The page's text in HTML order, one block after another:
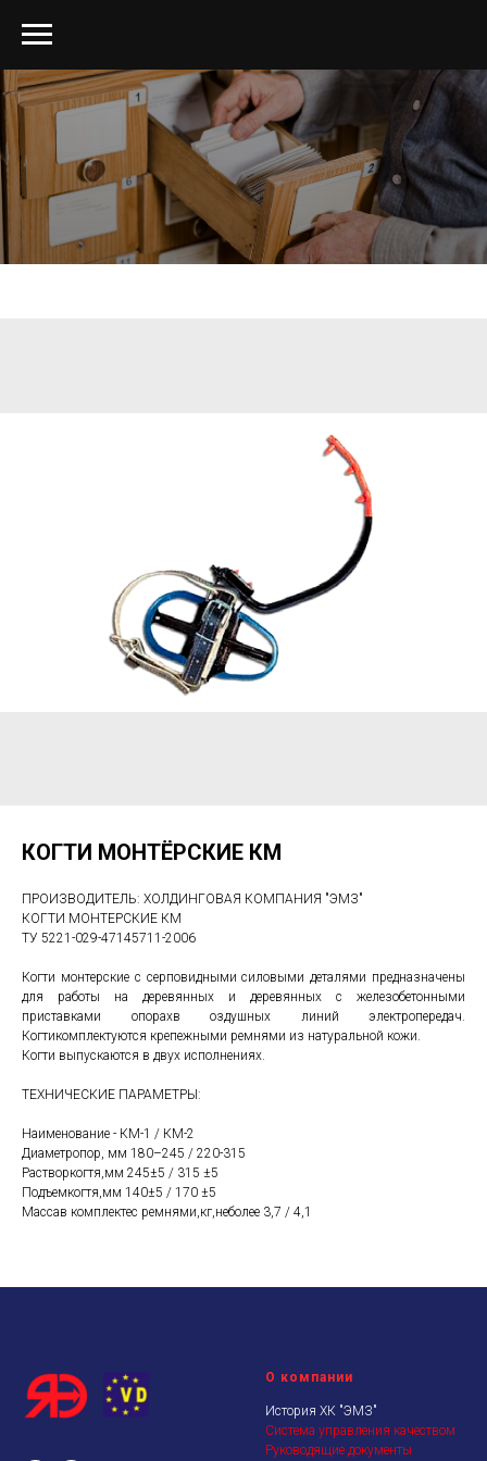
КОГТИ МОНТЁРСКИЕ КМ
ПРОИЗВОДИТЕЛЬ: ХОЛДИНГОВАЯ КОМПАНИЯ "ЭМЗ"
КОГТИ МОНТЕРСКИЕ КМ
ТУ 5221-029-47145711-2006
Когти монтерские с серповидными силовыми деталями предназначены
для работы на деревянных и деревянных с железобетонными
приставками опорахв оздушных линий электропередач.
Когтикомплектуются крепежными ремнями из натуральной кожи.
Когти выпускаются в двух исполнениях.
ТЕХНИЧЕСКИЕ ПАРАМЕТРЫ:
Наименование - КМ-1 / КМ-2
Диаметропор, мм 180–245 / 220-315
Растворкогтя,мм 245±5 / 315 ±5
Подъемкогтя,мм 140±5 / 170 ±5
Массав комплектес ремнями,кг,неболее 3,7 / 4,1
О компании
История ХК "ЭМЗ"
Система управления качеством
Руководящие документы